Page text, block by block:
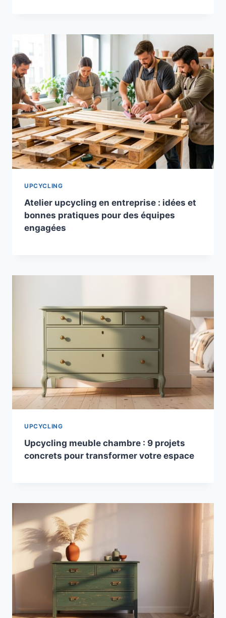
UPCYCLING
Atelier upcycling en entreprise : idées et
bonnes pratiques pour des équipes
engagées
UPCYCLING
Upcycling meuble chambre : 9 projets
concrets pour transformer votre espace